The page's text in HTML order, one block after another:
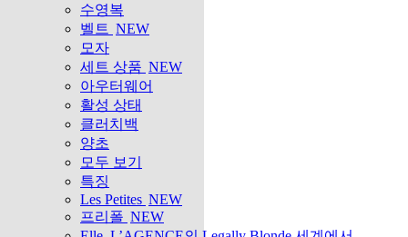
수영복
벨트 NEW
모자
세트 상품 NEW
아우터웨어
활성 상태
클러치백
양초
모두 보기
특징
Les Petites NEW
프리폴 NEW